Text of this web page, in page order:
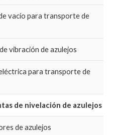
vacío para transporte de
vibración de azulejos
para transporte de
de nivelación de azulejos
de azulejos